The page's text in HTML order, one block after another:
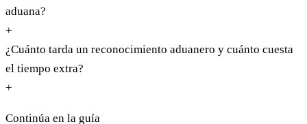
aduana?
+
¿Cuánto tarda un reconocimiento aduanero y cuánto cuesta
el tiempo extra?
+
Continúa en la guía